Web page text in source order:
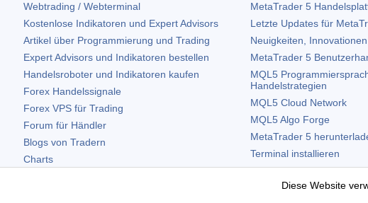
Webtrading / Webterminal
Kostenlose Indikatoren und Expert Advisors
Artikel über Programmierung und Trading
Expert Advisors und Indikatoren bestellen
Handelsroboter und Indikatoren kaufen
Forex Handelssignale
Forex VPS für Trading
Forum für Händler
Blogs von Tradern
Charts
MetaTrader 5
Letzte Updates für
Neuigkeiten,
MetaTrader 5
MQL5
Handelstrategien
MQL5 Cloud Network
MQL5 Algo Forge
MetaTrader 5
Terminal installieren
Terminal deinstallieren
Diese Website